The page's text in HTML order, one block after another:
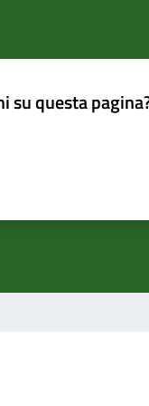
su questa